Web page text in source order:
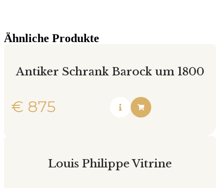
Ähnliche Produkte
Antiker Schrank Barock um 1800
€ 875
Louis Philippe Vitrine